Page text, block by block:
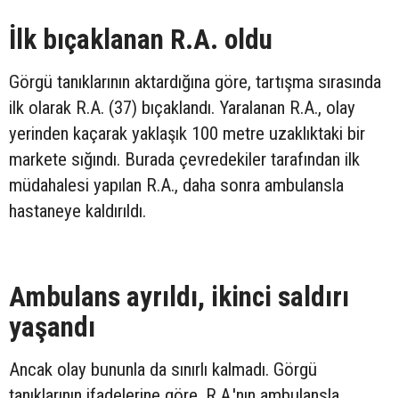
İlk bıçaklanan R.A. oldu
Görgü tanıklarının aktardığına göre, tartışma sırasında
ilk olarak R.A. (37) bıçaklandı. Yaralanan R.A., olay
yerinden kaçarak yaklaşık 100 metre uzaklıktaki bir
markete sığındı. Burada çevredekiler tarafından ilk
müdahalesi yapılan R.A., daha sonra ambulansla
hastaneye kaldırıldı.
Ambulans ayrıldı, ikinci saldırı
yaşandı
Ancak olay bununla da sınırlı kalmadı. Görgü